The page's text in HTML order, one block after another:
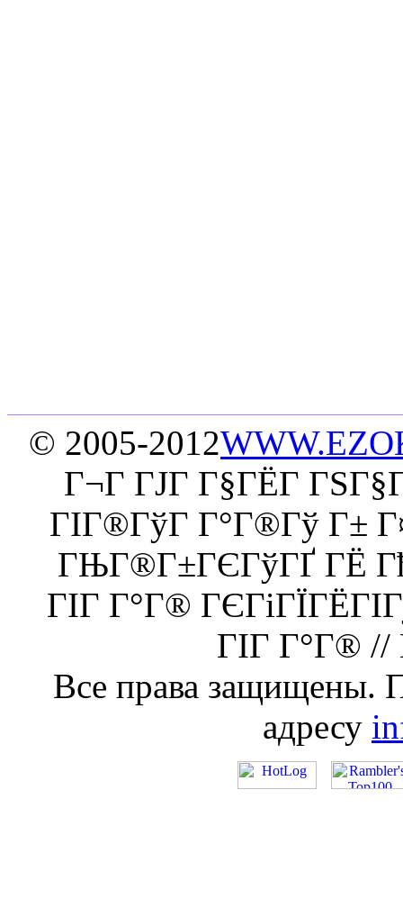
© 2005-2012
Г¬Г ГЈГ Г§ГЁГ­
ГІГ®ГўГ Г°Г®Гў Г±
ГЊГ®Г±ГЄГўГҐ ГЁ
ГІГ Г°Г®
ГІГ Г°Г® //
Все права защищены.
адресу